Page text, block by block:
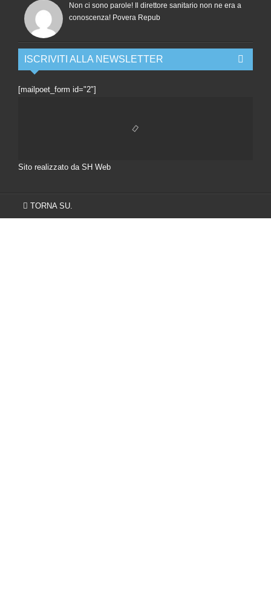
Non ci sono parole! Il direttore sanitario non ne era a
conoscenza! Povera Repub
ISCRIVITI ALLA NEWSLETTER
[mailpoet_form id="2"]
Sito realizzato da SH Web
TORNA SU.